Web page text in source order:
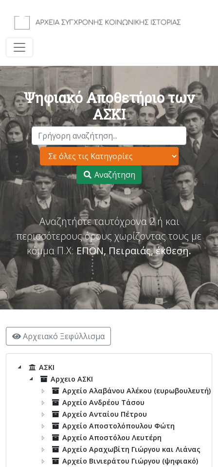
Ψηφιακό Αποθετήριο των
ΑΣΚΙ
Αναζήτηση
Αναζητήστε ταυτόχρονα 2 ή και
περισσότερους όρους χωρίζοντας τους με
κόμμα Π.Χ: ΕΠΟΝ, Πειραιάς, έκθεση.
Αρχειακό Ξεφύλλισμα
ΑΣΚΙ
Αρχειο ΑΣΚΙ
Αρχείο Αλαβάνου Αλέκου (ευρωβουλευτή)
Αρχείο Ανδρέου Τάσου
Αρχείο Ανταίου Πέτρου
Αρχείο Αποστολόπουλου Φώτη
Αρχείο Αποστόλου Λευτέρη
Αρχείο Αραχωβίτη Γιώργου και Λιάνας
Αρχείο Βινιεράτου Γιώργου (ψηφιακό)